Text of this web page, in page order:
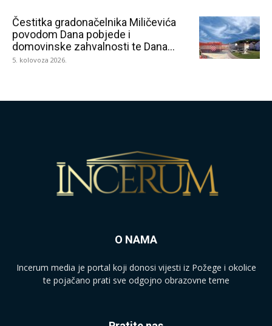
Čestitka gradonačelnika Miličevića
povodom Dana pobjede i
domovinske zahvalnosti te Dana...
5. kolovoza 2026.
O NAMA
Incerum media je portal koji donosi vijesti iz Požege i okolice
te pojačano prati sve odgojno obrazovne teme